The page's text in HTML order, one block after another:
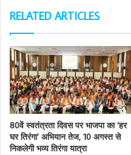
RELATED ARTICLES
80वें स्वतंत्रता दिवस पर भाजपा का ‘हर
घर तिरंगा’ अभियान तेज, 10 अगस्त से
निकलेगी भव्य तिरंगा यात्रा